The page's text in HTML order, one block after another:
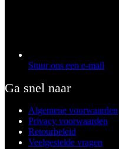
Stuur ons een e-mail
Ga snel naar
Algemene voorwaarden
Privacy voorwaarden
Retourbeleid
Veelgestelde vragen